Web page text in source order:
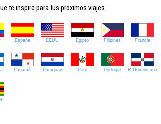
te inspire para tus próximos viajes.
España EEUU Egipto Filipinas Francia
Panamá Paraguay Perú Portugal R.Dominicana